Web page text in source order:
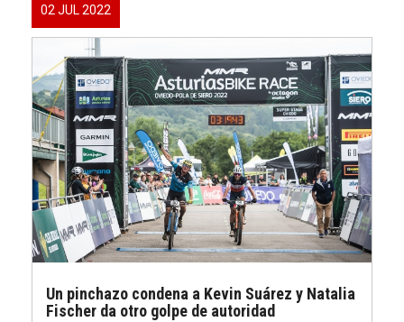
02 JUL 2022
Un pinchazo condena a Kevin Suárez y Natalia
Fischer da otro golpe de autoridad